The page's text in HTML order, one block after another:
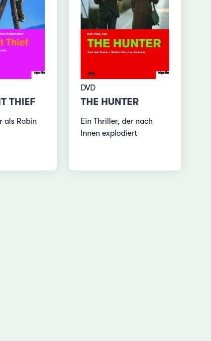
THIEF
als Robin
DVD
THE HUNTER
Ein Thriller, der nach
Innen explodiert